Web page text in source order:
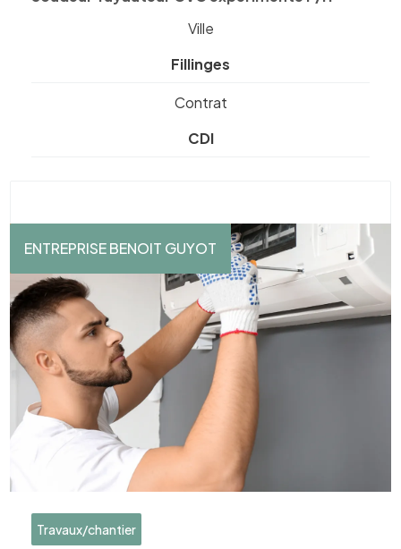
Ville
Fillinges
Contrat
CDI
ENTREPRISE BENOIT GUYOT
Travaux/chantier